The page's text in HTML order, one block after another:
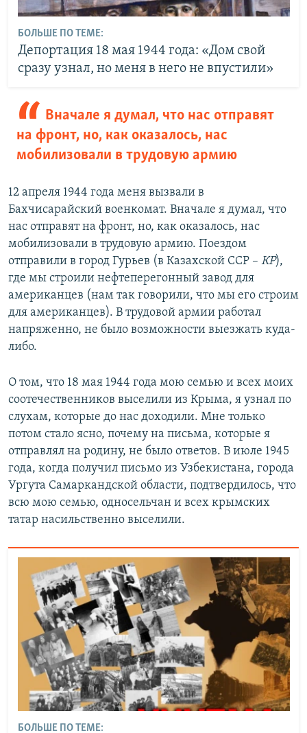
БОЛЬШЕ ПО ТЕМЕ:
Депортация 18 мая 1944 года: «Дом свой
сразу узнал, но меня в него не впустили»
Вначале я думал, что нас отправят
на фронт, но, как оказалось, нас
мобилизовали в трудовую армию
12 апреля 1944 года меня вызвали в
Бахчисарайский военкомат. Вначале я думал, что
нас отправят на фронт, но, как оказалось, нас
мобилизовали в трудовую армию. Поездом
отправили в город Гурьев (в Казахской ССР – КР),
где мы строили нефтеперегонный завод для
американцев (нам так говорили, что мы его строим
для американцев). В трудовой армии работал
напряженно, не было возможности выезжать куда-
либо.
О том, что 18 мая 1944 года мою семью и всех моих
соотечественников выселили из Крыма, я узнал по
слухам, которые до нас доходили. Мне только
потом стало ясно, почему на письма, которые я
отправлял на родину, не было ответов. В июле 1945
года, когда получил письмо из Узбекистана, города
Ургута Самаркандской области, подтвердилось, что
всю мою семью, односельчан и всех крымских
татар насильственно выселили.
БОЛЬШЕ ПО ТЕМЕ: